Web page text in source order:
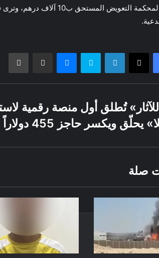
الأضرار، وتقدر المحكمة
فيسبوك X لينكدإن سكايب ماسنجر مشاركة عبر البريد
تُطلق أول منصة رقمية
ويكسر حاجز 455 دولاراً
صلة